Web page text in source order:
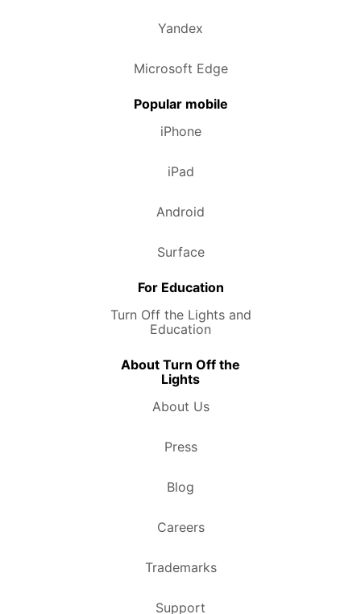
Yandex
Microsoft Edge
Popular mobile
iPhone
iPad
Android
Surface
For Education
Turn Off the Lights and
Education
About Turn Off the
Lights
About Us
Press
Blog
Careers
Trademarks
Support